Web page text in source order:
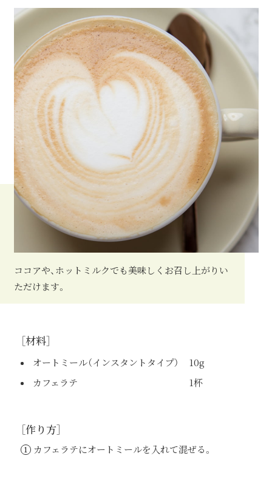
ココアや、ホットミルクでも美味しくお召し上がり い
ただけます。
［材料］
オートミール（インスタントタイプ）
10g
カフェラテ
1杯
［作り方］
カフェラテにオートミールを入れて混ぜる。